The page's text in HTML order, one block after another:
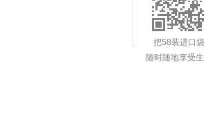
把58装进口袋
随时随地享受